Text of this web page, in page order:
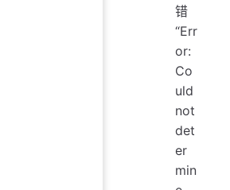
错
“Err
or:
Co
uld
not
det
er
min